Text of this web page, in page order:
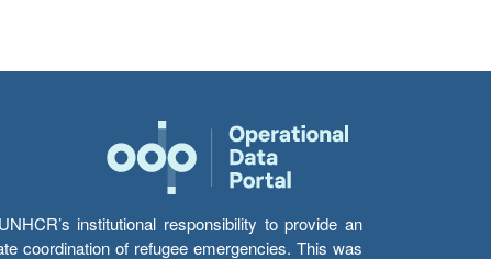
institutional responsibility to provide an
coordination of refugee emergencies. This was